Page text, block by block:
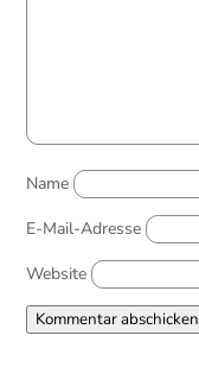
Name
E-Mail-Adresse
Website
Kommentar abschicken